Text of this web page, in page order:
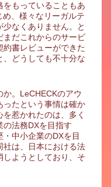
もっていることもあ
、様々なリーガルテ
なくありません。と
まだこれからのサービ
約書レビューができた
、どうしても不十分な
。LeCHECKのアウ
ったという事情は確か
惹かれたのは、多く
法務DXを目指す
中小企業のDXを目
社は、日本における法
ようとしており、そ